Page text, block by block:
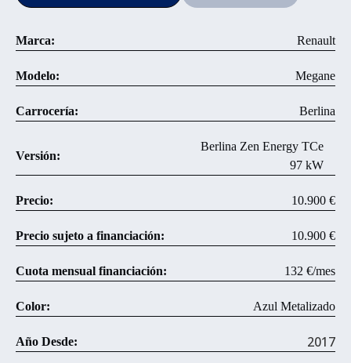
Marca: Renault
Modelo: Megane
Carrocería: Berlina
Versión:
Berlina Zen Energy TCe
97 kW
Precio: 10.900 €
Precio sujeto a financiación: 10.900 €
Cuota mensual financiación: 132 €/mes
Color: Azul Metalizado
Año Desde: 2017